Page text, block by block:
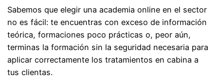
Sabemos que elegir una academia online en el sector
no es fácil: te encuentras con exceso de información
teórica, formaciones poco prácticas o, peor aún,
terminas la formación sin la seguridad necesaria para
aplicar correctamente los tratamientos en cabina a
tus clientas.